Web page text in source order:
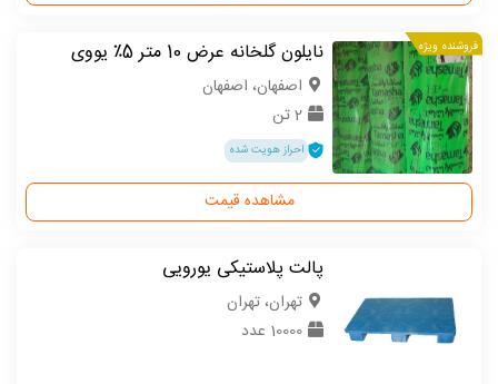
فروشنده ویژه نایلون گلخانه عرض 10 متر 5٪ یووی
اصفهان، اصفهان
2 تن
احراز هویت شده
مشاهده قیمت
پالت پلاستیکی یورویی
تهران، تهران
10000 عدد